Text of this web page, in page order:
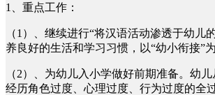
1、重点工作：
（1）、继续进行“将汉语活动渗透于幼儿
养良好的生活和学习习惯，以“幼小衔接”
（2）、为幼儿入小学做好前期准备。幼儿
经历角色过度、心理过度、行为过度的全